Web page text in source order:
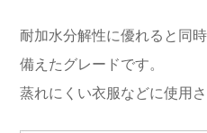
耐加水分解性に優れると同
備えたグレードです。
蒸れにくい衣服などに使用さ